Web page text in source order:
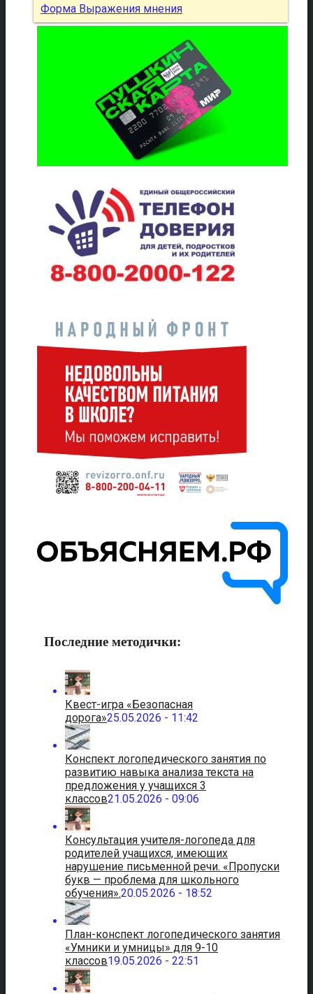
Форма Выражения мнения
Последние методички:
Квест-игра «Безопасная
дорога»25.05.2026 - 11:42
Конспект логопедического занятия по
развитию навыка анализа текста на
предложения у учащихся 3
классов21.05.2026 - 09:06
Консультация учителя-логопеда для
родителей учащихся, имеющих
нарушение письменной речи. «Пропуски
букв — проблема для школьного
обучения».20.05.2026 - 18:52
План-конспект логопедического занятия
«Умники и умницы» для 9-10
классов19.05.2026 - 22:51